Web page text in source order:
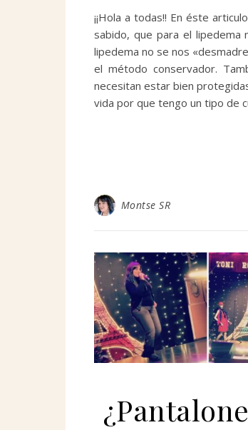
¡¡Hola a todas!! En éste
sabido, que para el
lipedema no se nos
el método conservador.
necesitan estar bien
vida por que tengo un tipo de
Montse SR